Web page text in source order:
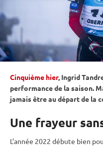
Cinquième hier, Ingrid
performance de la saison.
jamais être au départ de la
Une frayeur
L’année 2022 débute bien